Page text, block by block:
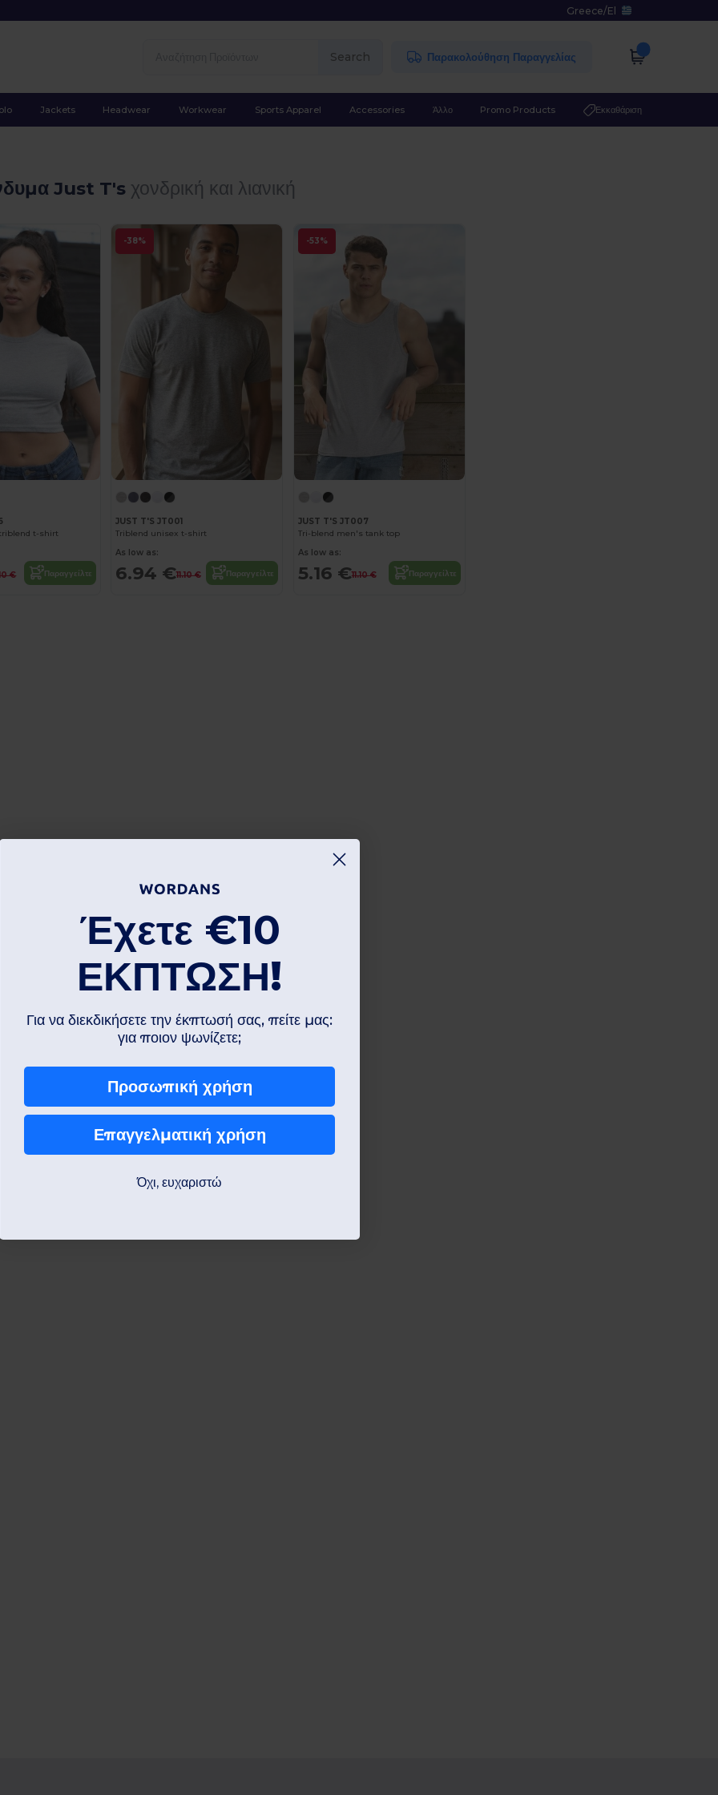
Greece/El
Search Παρακολούθηση Παραγγελίας
Jackets Headwear Workwear Sports Apparel Accessories Άλλο Promo Products Εκκαθάριση
Just T's χονδρική και λιανική
t-shirt
€ Παραγγείλτε
-38%
JUST T'S JT001
Triblend unisex t-shirt
As low as:
6.94 €11.10 € Παραγγείλτε
-53%
JUST T'S JT007
Tri-blend men's tank top
As low as:
5.16 €11.10 € Παραγγείλτε
Έχετε €10
ΕΚΠΤΩΣΗ!
Για να διεκδικήσετε την έκπτωσή σας, πείτε μας:
για ποιον ψωνίζετε;
Προσωπική χρήση
Επαγγελματική χρήση
Όχι, ευχαριστώ